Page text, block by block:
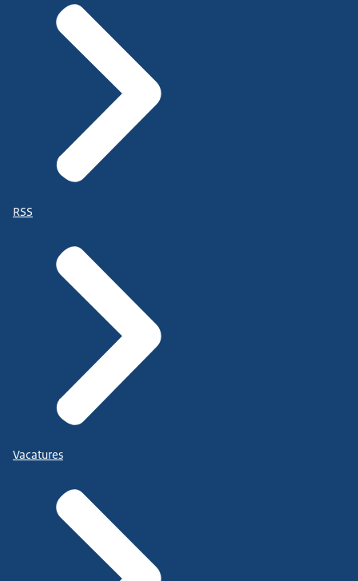
RSS
Vacatures